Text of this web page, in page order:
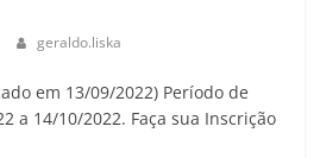
geraldo.liska
em 13/09/2022) Período de
a 14/10/2022. Faça sua Inscrição